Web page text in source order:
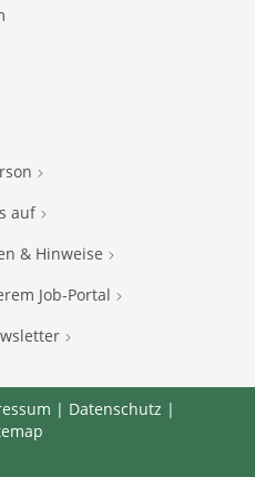
auf
& Hinweise
Job-Portal
| Datenschutz |